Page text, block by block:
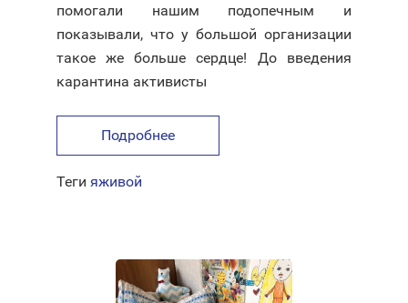
помогали нашим подопечным и
показывали, что у большой организации
такое же больше сердце!⠀До введения
карантина активисты
Подробнее
Теги яживой